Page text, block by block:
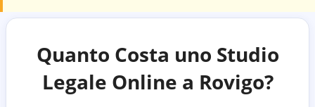
Quanto Costa uno Studio
Legale Online a Rovigo?